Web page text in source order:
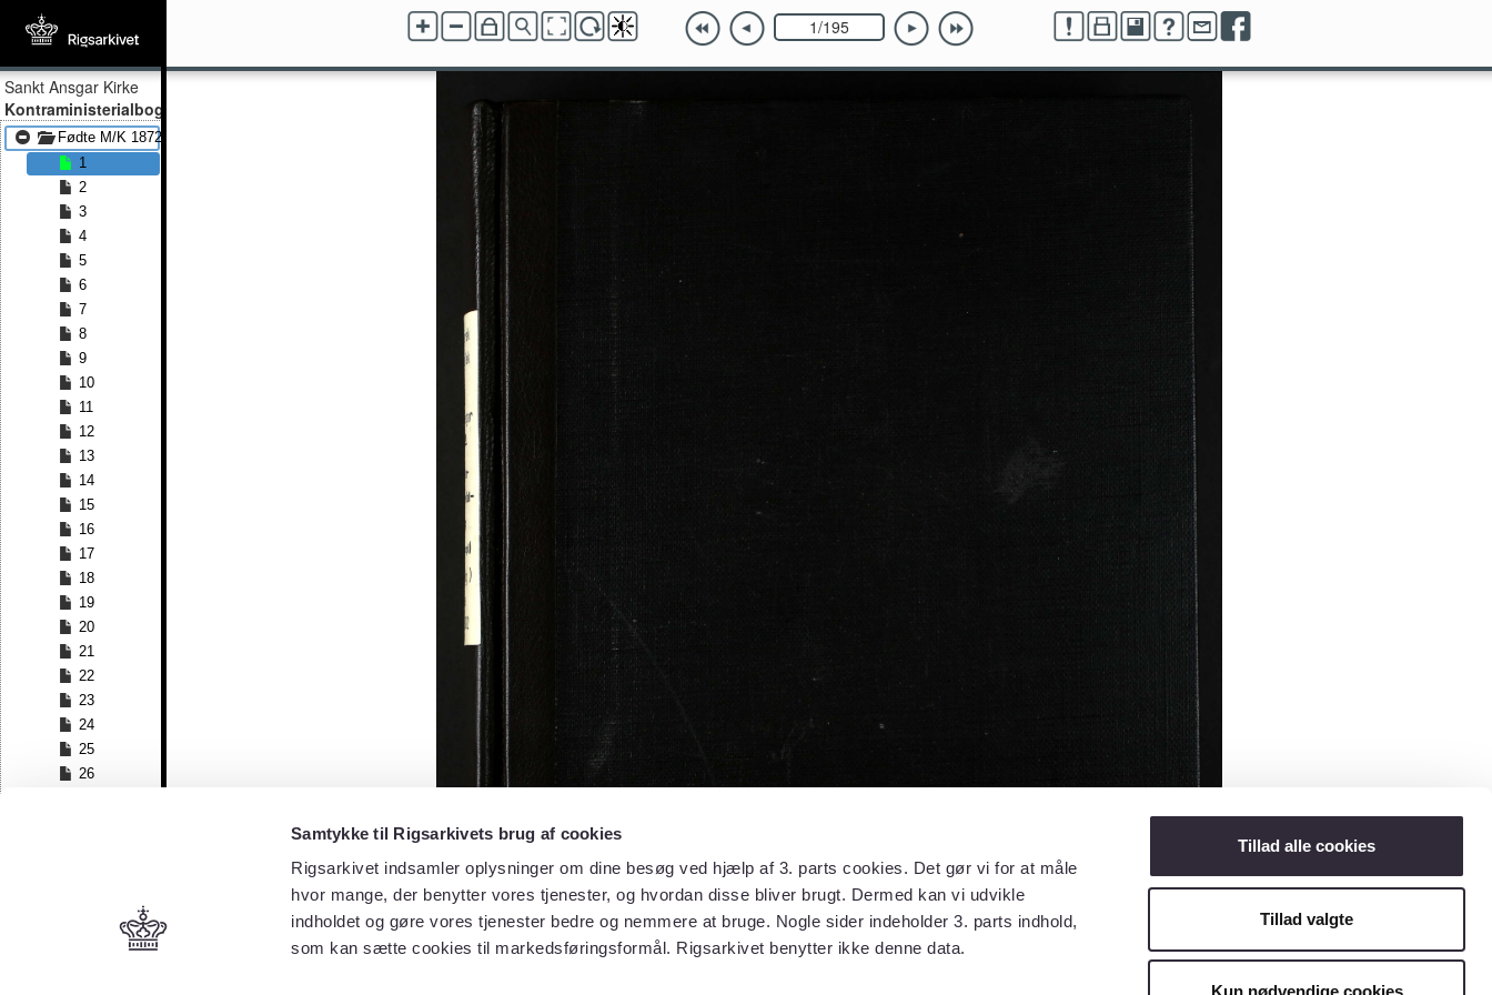
Samtykke til Rigsarkivets brug af cookies
Rigsarkivet indsamler oplysninger om dine besøg ved hjælp af 3. parts cookies. Det gør vi for at måle
hvor mange, der benytter vores tjenester, og hvordan disse bliver brugt. Dermed kan vi udvikle
indholdet og gøre vores tjenester bedre og nemmere at bruge. Nogle sider indeholder 3. parts indhold,
som kan sætte cookies til markedsføringsformål. Rigsarkivet benytter ikke denne data.
Tillad alle cookies
Tillad valgte
Kun nødvendige cookies
Sankt Ansgar Kirke
Kontraministerialbog
Fødte M/K 1872 - Fødte M/K 1902
1
2
3
4
5
6
7
8
9
10
11
12
13
14
15
16
17
18
19
20
21
22
23
24
25
26